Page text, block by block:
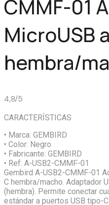
CMMF-01
MicroUSB
hembra/
4,8/5
CARACTERÍSTICAS
• Marca: GEMBIRD
• Color: Negro
• Fabricante: GEMBIRD
• Ref: A-USB2-CMMF-01
Gembird A-USB2-CMMF-01
C hembra/macho. Adaptador
(hembra). Permite conectar
estándar a puertos USB tipo-